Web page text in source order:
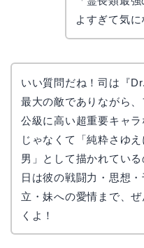
よすぎて気に
いい質問だね！司は『
最大の敵でありながら
公級に高い超重要キャ
じゃなくて「純粋さゆ
男」として描かれてい
日は彼の戦闘力・思想
立・妹への愛情まで、
くよ！